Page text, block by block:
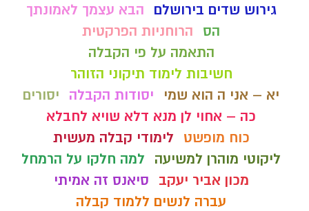
גירוש שדים בירושלם
הבא עצמך לאמונתך
הס
הרוחניות הפרקטית
התאמה על פי הקבלה
חשיבות לימוד תיקוני הזוהר
יא – אני ה הוא שמי
יסודות הקבלה
יסורים
כה – אחוי לן מנא דלא שויא לחבלא
כוח מופשט
לימודי קבלה מעשית
ליקוטי מוהרן למשיעה
למה חלקו על הרמחל
מכון אביר יעקב
סיאנס זה אמיתי
עברה לנשים ללמוד קבלה